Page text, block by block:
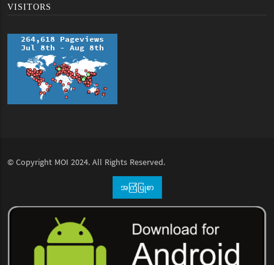
VISITORS
© Copyright MOI 2024. All Rights Reserved.
အကြံပြုစာ